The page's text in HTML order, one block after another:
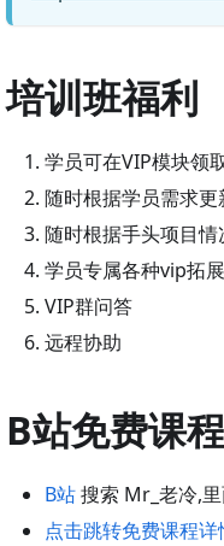
培训班福利
学员可在VIP模块领
随时根据学员需求更
随时根据手头项目
学员专属各种vip拓
VIP群问答
远程协助
B站免费课程
B站搜索 Mr_老冷,
点击跳转免费课程详